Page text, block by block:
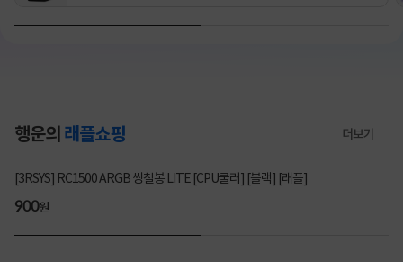
행운의 래플쇼핑 더보기
200원
3280명 참여
[3RSYS] RC1500 ARGB 쌍철봉 LITE [CPU쿨러] [블랙] [래플]
900원
200원
900원